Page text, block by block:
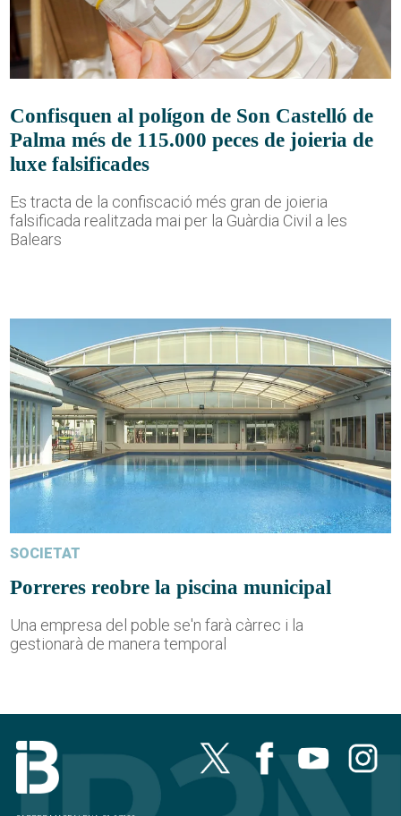
Confisquen al polígon de Son Castelló de
Palma més de 115.000 peces de joieria de
luxe falsificades
Es tracta de la confiscació més gran de joieria
falsificada realitzada mai per la Guàrdia Civil a les
Balears
SOCIETAT
Porreres reobre la piscina municipal
Una empresa del poble se'n farà càrrec i la
gestionarà de manera temporal